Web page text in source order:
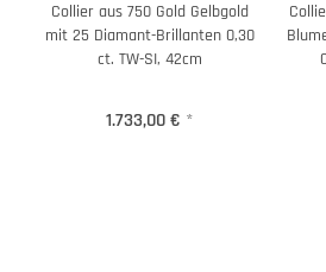
Collier aus 750 Gold Gelbgold
mit 25 Diamant-Brillanten 0,30
ct. TW-SI, 42cm
1.733,00 € *